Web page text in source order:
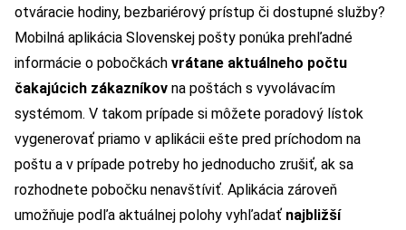
otváracie hodiny, bezbariérový prístup či dostupné služby?
Mobilná aplikácia Slovenskej pošty ponúka prehľadné
informácie o pobočkách vrátane aktuálneho počtu
čakajúcich zákazníkov na poštách s vyvolávacím
systémom. V takom prípade si môžete poradový lístok
vygenerovať priamo v aplikácii ešte pred príchodom na
poštu a v prípade potreby ho jednoducho zrušiť, ak sa
rozhodnete pobočku nenavštíviť. Aplikácia zároveň
umožňuje podľa aktuálnej polohy vyhľadať najbližší